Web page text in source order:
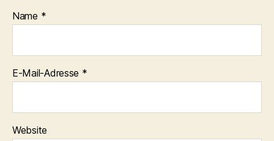
Name *
E-Mail-Adresse *
Website